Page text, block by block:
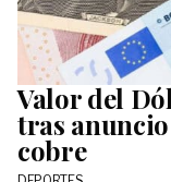
Valor del
tras
cobre